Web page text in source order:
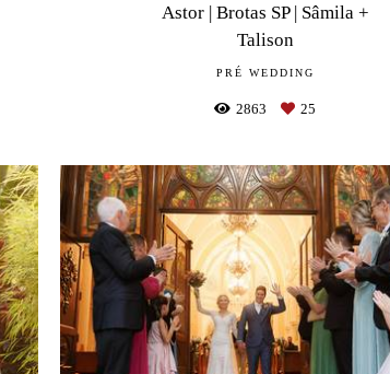
Astor | Brotas SP | Sâmila +
Talison
PRÉ WEDDING
2863 25